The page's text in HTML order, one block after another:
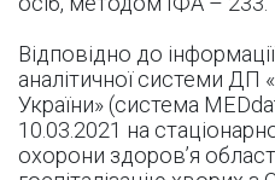
Відповідно до
аналітичної системи ДП
України» (система
10.03.2021 на
охорони здоров’я